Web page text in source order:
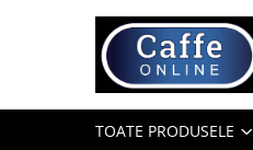
Toate Produsele
TOATE PRODUSELE